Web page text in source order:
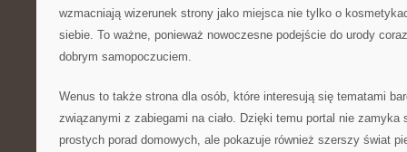
wzmacniają wizerunek strony jako miejsca nie tylko o
siebie. To ważne, ponieważ nowoczesne podejście do urody
dobrym samopoczuciem.
Wenus to także strona dla osób, które interesują się tematami
związanymi z zabiegami na ciało. Dzięki temu portal nie zamyka
prostych porad domowych, ale pokazuje również szerszy świat